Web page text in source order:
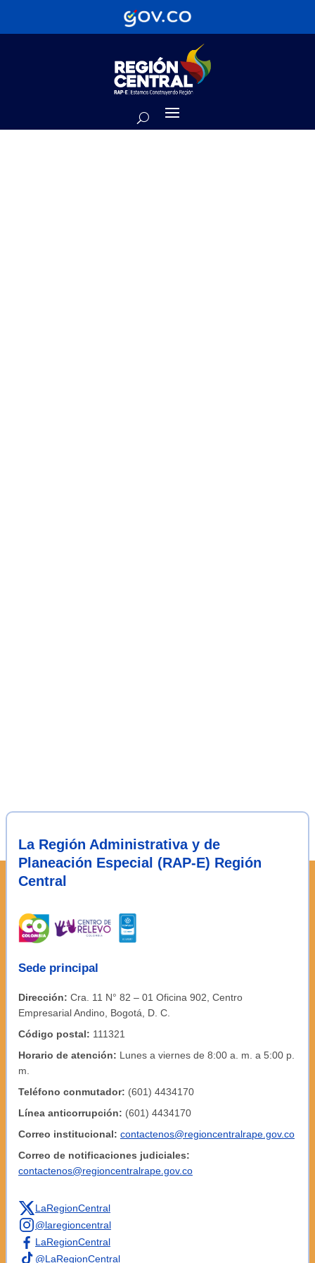
La Región Administrativa y de
Planeación Especial (RAP-E) Región
Central
Sede principal
Dirección: Cra. 11 N° 82 – 01 Oficina 902, Centro
Empresarial Andino, Bogotá, D. C.
Código postal: 111321
Horario de atención: Lunes a viernes de 8:00 a. m. a 5:00 p.
m.
Teléfono conmutador: (601) 4434170
Línea anticorrupción: (601) 4434170
Correo institucional: contactenos@regioncentralrape.gov.co
Correo de notificaciones judiciales:
contactenos@regioncentralrape.gov.co
LaRegionCentral
@laregioncentral
LaRegionCentral
@LaRegionCentral